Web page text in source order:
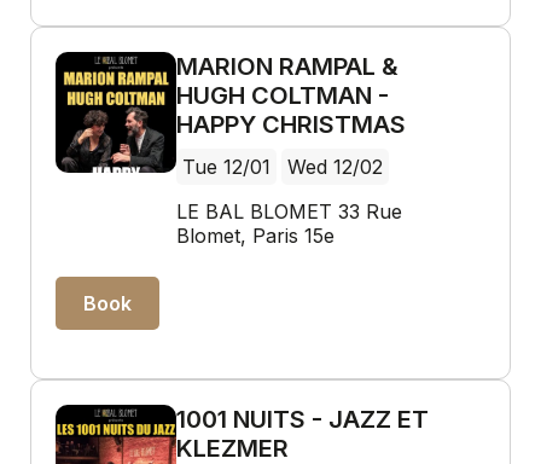
MARION RAMPAL &
HUGH COLTMAN -
HAPPY CHRISTMAS
Tue 12/01
Wed 12/02
LE BAL BLOMET 33 Rue
Blomet, Paris 15e
Book
1001 NUITS - JAZZ ET
KLEZMER